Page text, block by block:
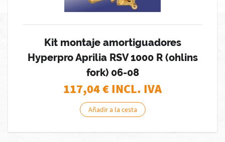
Kit montaje amortiguadores
Hyperpro Aprilia RSV 1000 R (ohlins
fork) 06-08
117,04€ INCL. IVA
Añadir a la cesta